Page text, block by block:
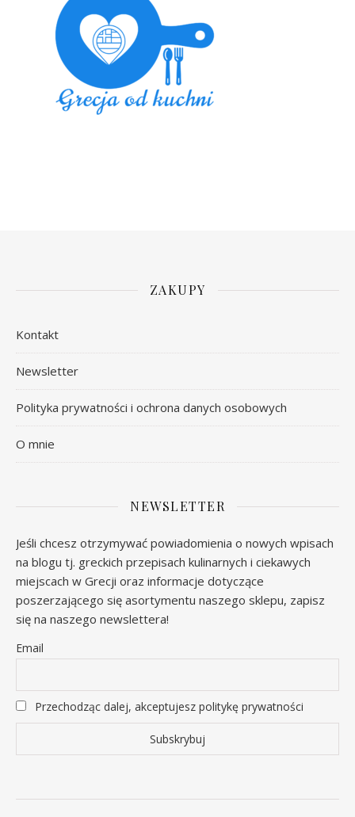
ZAKUPY
Kontakt
Newsletter
Polityka prywatności i ochrona danych osobowych
O mnie
NEWSLETTER
Jeśli chcesz otrzymywać powiadomienia o nowych wpisach
na blogu tj. greckich przepisach kulinarnych i ciekawych
miejscach w Grecji oraz informacje dotyczące
poszerzającego się asortymentu naszego sklepu, zapisz
się na naszego newslettera!
Email
Przechodząc dalej, akceptujesz politykę prywatności